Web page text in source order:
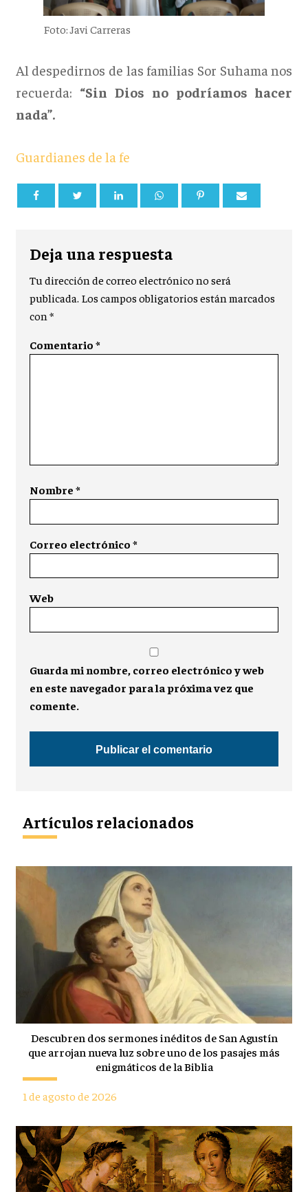
Foto: Javi Carreras
Al despedirnos de las familias Sor Suhama nos
recuerda: “Sin Dios no podríamos hacer
nada”.
Guardianes de la fe
Deja una respuesta
Tu dirección de correo electrónico no será
publicada. Los campos obligatorios están marcados
con*
Comentario*
Nombre*
Correo electrónico*
Web
Guarda mi nombre, correo electrónico y web
en este navegador para la próxima vez que
comente.
Artículos relacionados
Descubren dos sermones inéditos de San Agustín
que arrojan nueva luz sobre uno de los pasajes más
enigmáticos de la Biblia
1 de agosto de 2026